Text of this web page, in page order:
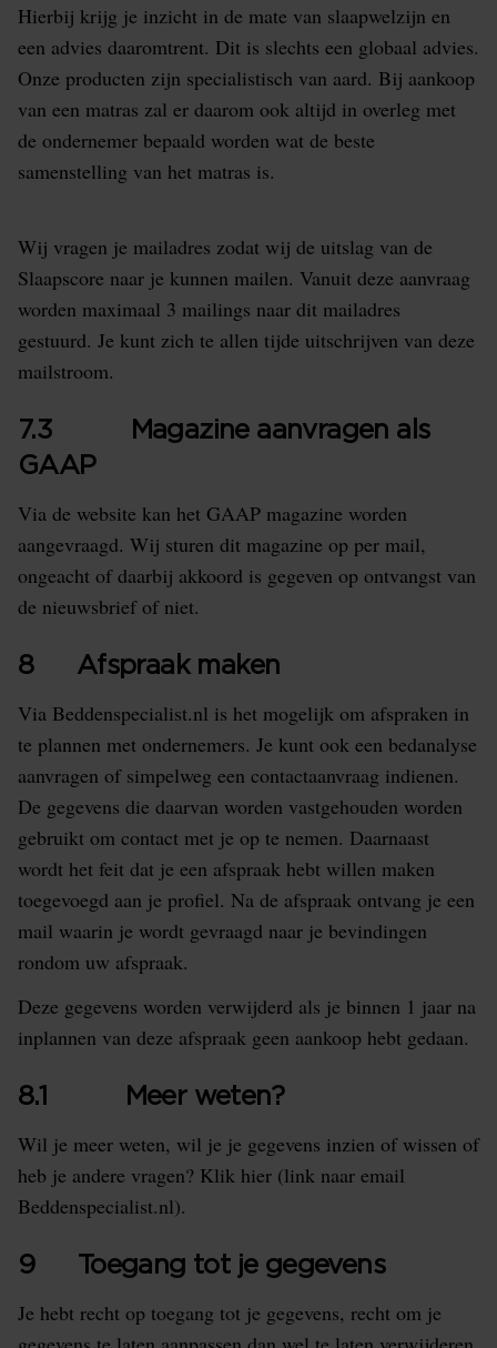
Hierbij krijg je inzicht in de mate van slaapwelzijn en
een advies daaromtrent. Dit is slechts een globaal advies.
Onze producten zijn specialistisch van aard. Bij aankoop
van een matras zal er daarom ook altijd in overleg met
de ondernemer bepaald worden wat de beste
samenstelling van het matras is.
Wij vragen je mailadres zodat wij de uitslag van de
Slaapscore naar je kunnen mailen. Vanuit deze aanvraag
worden maximaal 3 mailings naar dit mailadres
gestuurd. Je kunt zich te allen tijde uitschrijven van deze
mailstroom.
7.3 Magazine aanvragen als
GAAP
Via de website kan het GAAP magazine worden
aangevraagd. Wij sturen dit magazine op per mail,
ongeacht of daarbij akkoord is gegeven op ontvangst van
de nieuwsbrief of niet.
8 Afspraak maken
Via Beddenspecialist.nl is het mogelijk om afspraken in
te plannen met ondernemers. Je kunt ook een bedanalyse
aanvragen of simpelweg een contactaanvraag indienen.
De gegevens die daarvan worden vastgehouden worden
gebruikt om contact met je op te nemen. Daarnaast
wordt het feit dat je een afspraak hebt willen maken
toegevoegd aan je profiel. Na de afspraak ontvang je een
mail waarin je wordt gevraagd naar je bevindingen
rondom uw afspraak.
Deze gegevens worden verwijderd als je binnen 1 jaar na
inplannen van deze afspraak geen aankoop hebt gedaan.
8.1 Meer weten?
Wil je meer weten, wil je je gegevens inzien of wissen of
heb je andere vragen? Klik hier (link naar email
Beddenspecialist.nl).
9 Toegang tot je gegevens
Je hebt recht op toegang tot je gegevens, recht om je